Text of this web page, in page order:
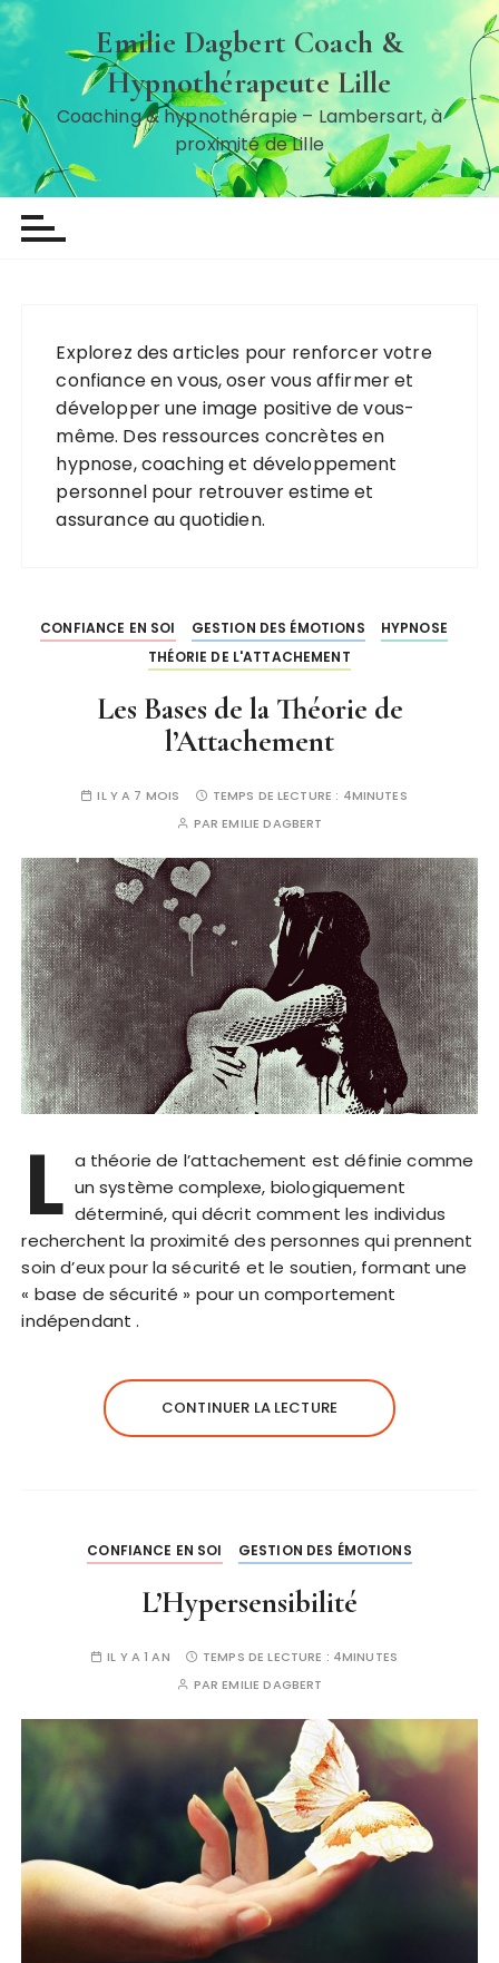
P
a
s
e
r
a
Emilie Dagbert Coach &
Hypnothérapeute Lille
Coaching & hypnothérapie – Lambersart, à
proximité de Lille
Explorez des articles pour renforcer votre
confiance en vous, oser vous affirmer et
développer une image positive de vous-
même. Des ressources concrètes en
hypnose, coaching et développement
personnel pour retrouver estime et
assurance au quotidien.
CONFIANCE EN SOI GESTION DES ÉMOTIONS
HYPNOSE
THÉORIE DE L'ATTACHEMENT
Les Bases de la Théorie de
l’Attachement
IL Y A 7 MOIS TEMPS DE LECTURE : 4MINUTES
PAREMILIE DAGBERT
L a théorie de l’attachement est définie comme
un système complexe, biologiquement
déterminé, qui décrit comment les individus
recherchent la proximité des personnes qui prennent
soin d’eux pour la sécurité et le soutien, formant une
« base de sécurité » pour un comportement
indépendant .
CONTINUER LA LECTURE
CONFIANCE EN SOI GESTION DES ÉMOTIONS
L’Hypersensibilité
IL Y A 1 AN TEMPS DE LECTURE : 4MINUTES
PAREMILIE DAGBERT